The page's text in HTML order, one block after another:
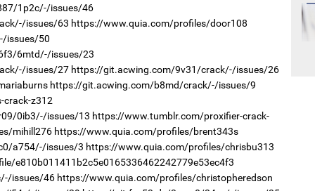
1p2c/-/issues/46
issues/63 https://www.quia.com/profiles/door108
issues/50
6mtd/-/issues/23
issues/27 https://git.acwing.com/9v31/crack/-/issues/26
https://git.acwing.com/b8md/crack/-/issues/9
crack-z312
0ib3/-/issues/13 https://www.tumblr.com/proxifier-crack-
mihill276 https://www.quia.com/profiles/brent343s
a754/-/issues/3 https://www.quia.com/profiles/chrisbu313
e810b011411b2c5e0165336462242779e53ec4f3
issues/46 https://www.quia.com/profiles/christopheredson